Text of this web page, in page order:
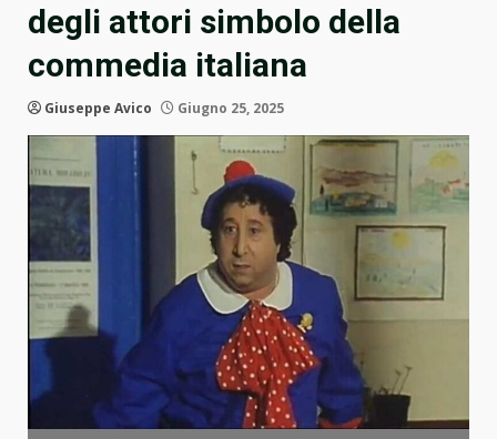
degli attori simbolo della
commedia italiana
Giuseppe Avico Giugno 25, 2025